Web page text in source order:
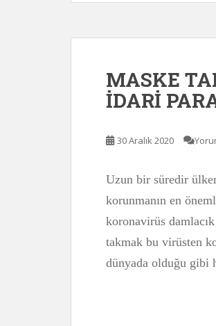
MASKE
İDARİ
30 Aralık 2020
Uzun bir süredir
korunmanın en
koronavirüs
takmak bu virüsten
dünyada olduğu gibi